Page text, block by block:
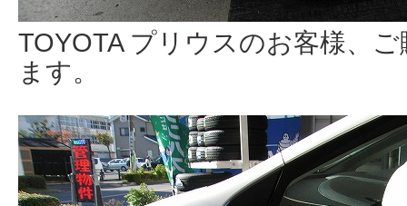
TOYOTA プリウスのお客様、
ます。